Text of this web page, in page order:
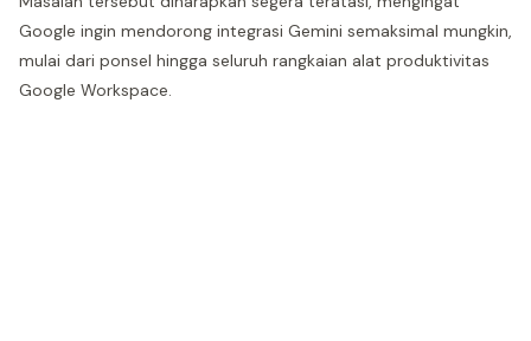
Google ingin mendorong integrasi Gemini semaksimal mungkin,
mulai dari ponsel hingga seluruh rangkaian alat produktivitas
Google Workspace.